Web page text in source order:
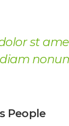
st
diam
People